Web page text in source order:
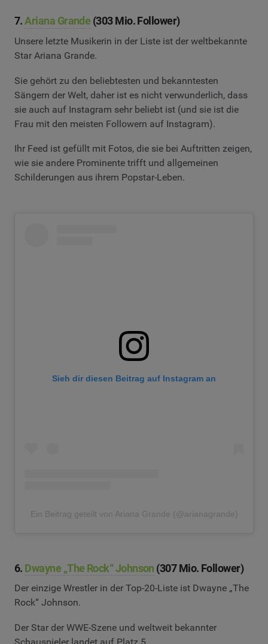
7.Ariana Grande (303 Mio. Follower)
Unsere letzte Musikerin in der Liste ist der weltbekannte
Star Ariana Grande.
Sie gehört zu den beliebtesten und bekanntesten
Sängern der Welt, daher ist es nicht verwunderlich, dass
sie auch auf Instagram sehr beliebt ist (und sie ist die
Frau mit den meisten Followern auf Instagram).
Ihr Feed ist gefüllt mit Fotos, die sie bei Auftritten zeigen,
wie sie andere Prominente trifft und allgemeinen
Schilderungen aus ihrem Popstar-Leben.
Sieh dir diesen Beitrag auf Instagram an
Ein Beitrag geteilt von Ariana Grande (@arianagrande)
6. Dwayne „The Rock“ Johnson (307 Mio. Follower)
Der einzige Wrestler in der Top-20-Liste ist Dwayne „The
Rock“ Johnson.
Der Star der WWE-Szene und weltweit bekannter